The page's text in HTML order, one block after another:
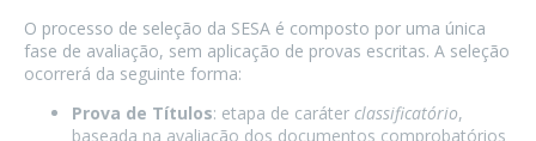
O processo de seleção da SESA é composto por uma única
fase de avaliação, sem aplicação de provas escritas. A seleção
ocorrerá da seguinte forma:
Prova de Títulos: etapa de caráter classificatório,
baseada na avaliação dos documentos comprobatórios